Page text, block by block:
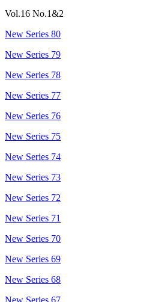
Vol.16 No.1&2
New Series 80
New Series 79
New Series 78
New Series 77
New Series 76
New Series 75
New Series 74
New Series 73
New Series 72
New Series 71
New Series 70
New Series 69
New Series 68
New Series 67